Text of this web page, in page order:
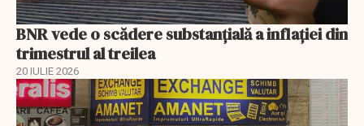
BNR vede o scădere substanţială a inflaţiei din
trimestrul al treilea
20 IULIE 2026